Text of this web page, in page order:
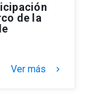
de la
Ver más keyboard_arrow_right